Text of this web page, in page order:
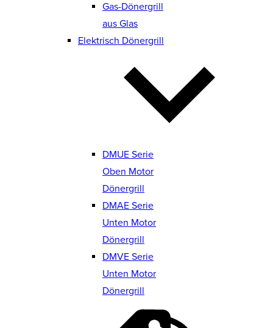
Gas-Dönergrill
aus Glas
Elektrisch Dönergrill
DMUE Serie
Oben Motor
Dönergrill
DMAE Serie
Unten Motor
Dönergrill
DMVE Serie
Unten Motor
Dönergrill